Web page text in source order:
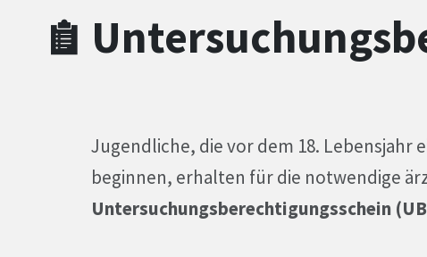
Jugendliche, die vor dem 18. Lebensjahr
beginnen, erhalten für die notwendige
Untersuchungsberechtigungsschein